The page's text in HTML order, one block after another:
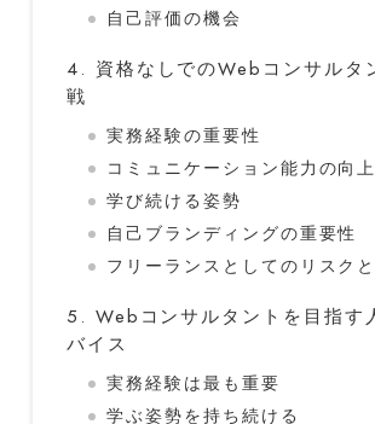
自己評価の機会
4. 資格なしでのWebコンサルタ
戦
実務経験の重要性
コミュニケーション能力の向上
学び続ける姿勢
自己ブランディングの重要性
フリーランスとしてのリスク
5. Webコンサルタントを目指す
バイス
実務経験は最も重要
学ぶ姿勢を持ち続ける